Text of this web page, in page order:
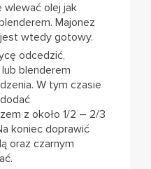
wlewać olej jak
Majonez
wtedy gotowy.
odcedzić,
blenderem
W tym czasie
z około 1/2 – 2/3
koniec doprawić
oraz czarnym